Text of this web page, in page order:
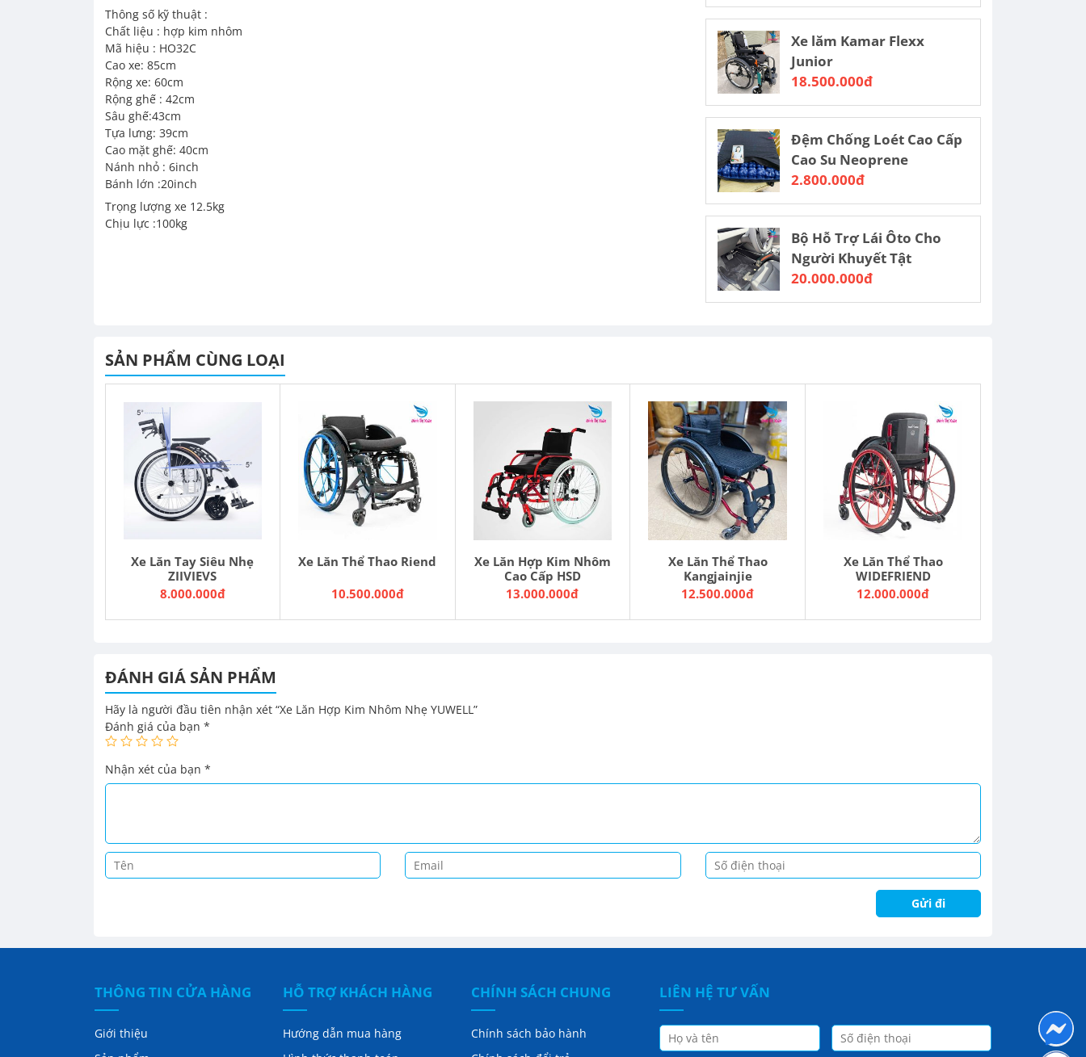
Thông số kỹ thuật :
Chất liệu : hợp kim nhôm
Mã hiệu : HO32C
Cao xe: 85cm
Rộng xe: 60cm
Rộng ghế : 42cm
Sâu ghế:43cm
Tựa lưng: 39cm
Cao mặt ghế: 40cm
Nánh nhỏ : 6inch
Bánh lớn :20inch
Trọng lượng xe 12.5kg
Chịu lực :100kg
Xe lăm Kamar Flexx
Junior
18.500.000đ
Đệm Chống Loét Cao Cấp
Cao Su Neoprene
2.800.000đ
Bộ Hỗ Trợ Lái Ôto Cho
Người Khuyết Tật
20.000.000đ
SẢN PHẨM CÙNG LOẠI
Xe Lăn Tay Siêu Nhẹ
ZIIVIEVS
8.000.000đ
Xe Lăn Thể Thao Riend
10.500.000đ
Xe Lăn Hợp Kim Nhôm
Cao Cấp HSD
13.000.000đ
Xe Lăn Thể Thao
Kangjainjie
12.500.000đ
Xe Lăn Thể Thao
WIDEFRIEND
12.000.000đ
ĐÁNH GIÁ SẢN PHẨM
Hãy là người đầu tiên nhận xét “Xe Lăn Hợp Kim Nhôm Nhẹ YUWELL”
Đánh giá của bạn *
Nhận xét của bạn *
THÔNG TIN CỬA HÀNG
Giới thiệu
HỖ TRỢ KHÁCH HÀNG
Hướng dẫn mua hàng
CHÍNH SÁCH CHUNG
Chính sách bảo hành
LIÊN HỆ TƯ VẤN